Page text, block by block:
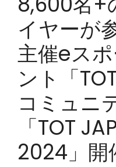
イヤーが
主催eス
ント「
コミュニ
「TOT
2024」開